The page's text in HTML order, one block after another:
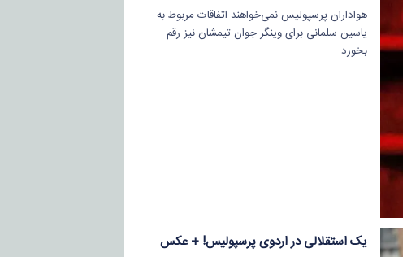
هواداران پرسپولیس نمی‌خواهند اتفاقات مربوط به
یاسین سلمانی برای وینگر جوان تیمشان نیز رقم
بخورد.
یک استقلالی در اردوی پرسپولیس! + عکس